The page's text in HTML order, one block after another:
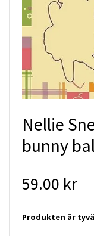
Nellie
bunny
59.00 kr
Produkten är